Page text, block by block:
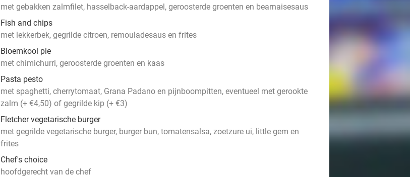
met gebakken zalmfilet, hasselback-aardappel, geroosterde groenten en bearnaisesaus
Fish and chips
met lekkerbek, gegrilde citroen, remouladesaus en frites
Bloemkool pie
met chimichurri, geroosterde groenten en kaas
Pasta pesto
met spaghetti, cherrytomaat, Grana Padano en pijnboompitten, eventueel met gerookte
zalm (+ €4,50) of gegrilde kip (+ €3)
Fletcher vegetarische burger
met gegrilde vegetarische burger, burger bun, tomatensalsa, zoetzure ui, little gem en
frites
Chef's choice
hoofdgerecht van de chef